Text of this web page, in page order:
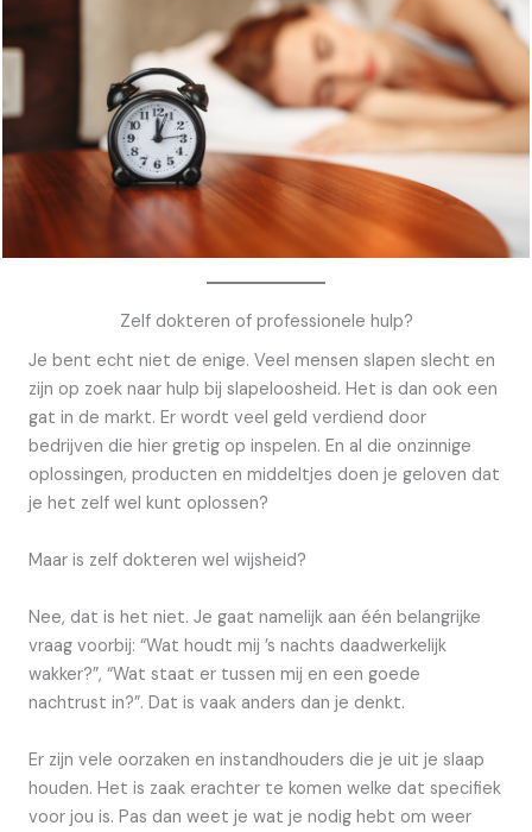
Zelf dokteren of professionele hulp?
Je bent echt niet de enige. Veel mensen slapen slecht en
zijn op zoek naar hulp bij slapeloosheid. Het is dan ook een
gat in de markt. Er wordt veel geld verdiend door
bedrijven die hier gretig op inspelen. En al die onzinnige
oplossingen, producten en middeltjes doen je geloven dat
je het zelf wel kunt oplossen?
Maar is zelf dokteren wel wijsheid?
Nee, dat is het niet. Je gaat namelijk aan één belangrijke
vraag voorbij: “Wat houdt mij ’s nachts daadwerkelijk
wakker?”, “Wat staat er tussen mij en een goede
nachtrust in?”. Dat is vaak anders dan je denkt.
Er zijn vele oorzaken en instandhouders die je uit je slaap
houden. Het is zaak erachter te komen welke dat specifiek
voor jou is. Pas dan weet je wat je nodig hebt om weer